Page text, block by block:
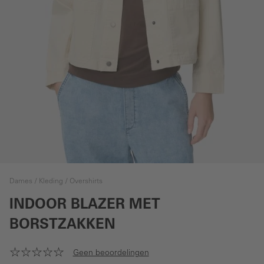
Dames Kleding Overshirts
INDOOR BLAZER MET
BORSTZAKKEN
Geen beoordelingen